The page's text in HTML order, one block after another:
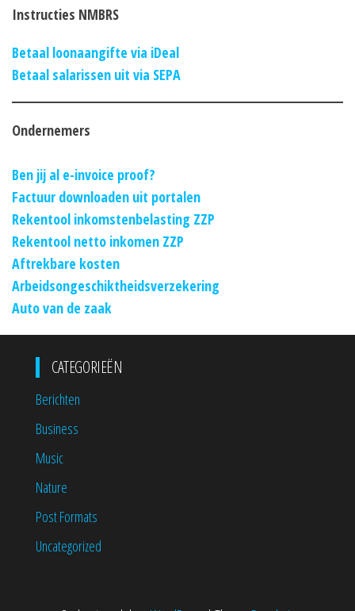
Instructies NMBRS
Betaal loonaangifte via iDeal
Betaal salarissen uit via SEPA
Ondernemers
Ben jij al e-invoice proof?
Factuur downloaden uit portalen
Rekentool inkomstenbelasting ZZP
Rekentool netto inkomen ZZP
Aftrekbare kosten
Arbeidsongeschiktheidsverzekering
Auto van de zaak
CATEGORIEËN
Berichten
Business
Music
Nature
Post Formats
Uncategorized